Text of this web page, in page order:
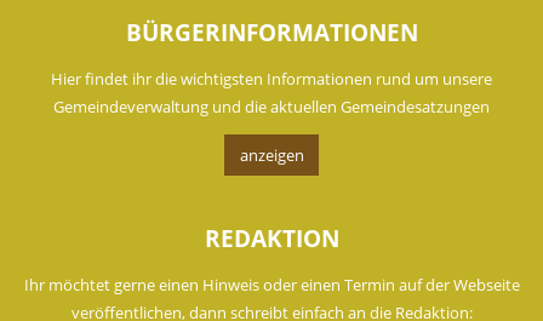
BÜRGERINFORMATIONEN
Hier findet ihr die wichtigsten Informationen rund um unsere
Gemeindeverwaltung und die aktuellen Gemeindesatzungen
anzeigen
REDAKTION
Ihr möchtet gerne einen Hinweis oder einen Termin auf der Webseite
veröffentlichen, dann schreibt einfach an die Redaktion: